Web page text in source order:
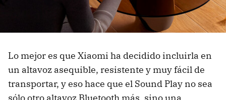
Lo mejor es que Xiaomi ha decidido incluirla en
un altavoz asequible, resistente y muy fácil de
transportar, y eso hace que el Sound Play no sea
sólo otro altavoz Bluetooth más, sino una